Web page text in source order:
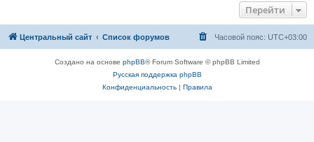
Перейти
Центральный сайт Список форумов Часовой пояс: UTC+03:00
Создано на основе phpBB® Forum Software © phpBB Limited
Русская поддержка phpBB
Конфиденциальность| Правила